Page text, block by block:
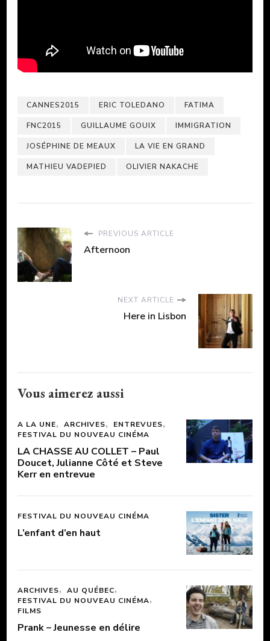
CANNES2015 ERIC TOLEDANO FATIMA
FNC2015 GUILLAUME GOUIX IMMIGRATION
JOSÉPHINE DE MEAUX LA VIE EN GRAND
MATHIEU VADEPIED OLIVIER NAKACHE
PREVIOUS ARTICLE
Afternoon
NEXT ARTICLE
Here in Lisbon
Vous aimerez aussi
A LA UNE ARCHIVES
ENTREVUES
FESTIVAL DU NOUVEAU CINÉMA
LA CHASSE AU COLLET – Paul
Doucet, Julianne Côté et Steve
Kerr en entrevue
FESTIVAL DU NOUVEAU CINÉMA
L’enfant d’en haut
ARCHIVES
AU QUÉBEC
FESTIVAL DU NOUVEAU CINÉMA
FILMS
Prank – Jeunesse en délire